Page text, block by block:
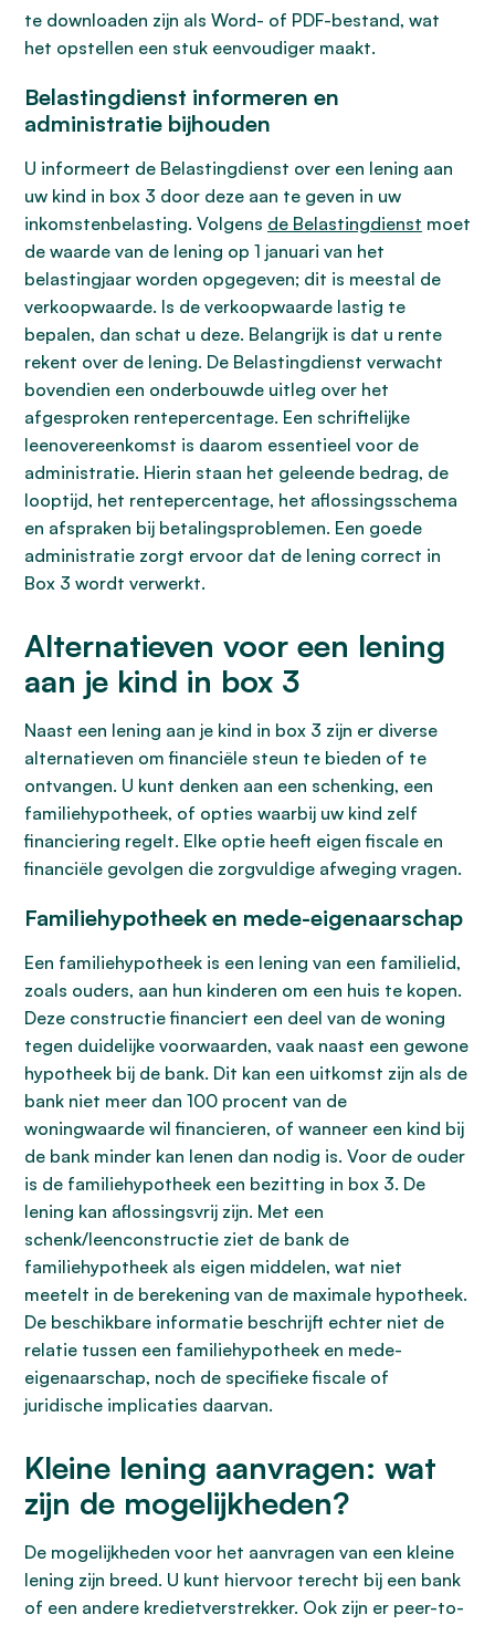
te downloaden zijn als Word- of PDF-bestand, wat
het opstellen een stuk eenvoudiger maakt.
Belastingdienst informeren en
administratie bijhouden
U informeert de Belastingdienst over een lening aan
uw kind in box 3 door deze aan te geven in uw
inkomstenbelasting. Volgens de Belastingdienst moet
de waarde van de lening op 1 januari van het
belastingjaar worden opgegeven; dit is meestal de
verkoopwaarde. Is de verkoopwaarde lastig te
bepalen, dan schat u deze. Belangrijk is dat u rente
rekent over de lening. De Belastingdienst verwacht
bovendien een onderbouwde uitleg over het
afgesproken rentepercentage. Een schriftelijke
leenovereenkomst is daarom essentieel voor de
administratie. Hierin staan het geleende bedrag, de
looptijd, het rentepercentage, het aflossingsschema
en afspraken bij betalingsproblemen. Een goede
administratie zorgt ervoor dat de lening correct in
Box 3 wordt verwerkt.
Alternatieven voor een lening
aan je kind in box 3
Naast een lening aan je kind in box 3 zijn er diverse
alternatieven om financiële steun te bieden of te
ontvangen. U kunt denken aan een schenking, een
familiehypotheek, of opties waarbij uw kind zelf
financiering regelt. Elke optie heeft eigen fiscale en
financiële gevolgen die zorgvuldige afweging vragen.
Familiehypotheek en mede-eigenaarschap
Een familiehypotheek is een lening van een familielid,
zoals ouders, aan hun kinderen om een huis te kopen.
Deze constructie financiert een deel van de woning
tegen duidelijke voorwaarden, vaak naast een gewone
hypotheek bij de bank. Dit kan een uitkomst zijn als de
bank niet meer dan 100 procent van de
woningwaarde wil financieren, of wanneer een kind bij
de bank minder kan lenen dan nodig is. Voor de ouder
is de familiehypotheek een bezitting in box 3. De
lening kan aflossingsvrij zijn. Met een
schenk/leenconstructie ziet de bank de
familiehypotheek als eigen middelen, wat niet
meetelt in de berekening van de maximale hypotheek.
De beschikbare informatie beschrijft echter niet de
relatie tussen een familiehypotheek en mede-
eigenaarschap, noch de specifieke fiscale of
juridische implicaties daarvan.
Kleine lening aanvragen: wat
zijn de mogelijkheden?
De mogelijkheden voor het aanvragen van een kleine
lening zijn breed. U kunt hiervoor terecht bij een bank
of een andere kredietverstrekker. Ook zijn er peer-to-